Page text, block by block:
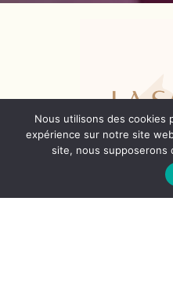
Nous utilisons des cookies
expérience sur notre site
site, nous supposerons